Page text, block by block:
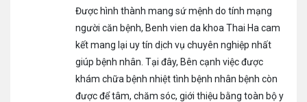
Được hình thành mang sứ mệnh do tính mạng
người căn bệnh, Benh vien da khoa Thai Ha cam
kết mang lại uy tín dịch vụ chuyên nghiệp nhất
giúp bệnh nhân. Tại đây, Bên cạnh việc được
khám chữa bệnh nhiệt tình bệnh nhân bệnh còn
được để tâm, chăm sóc, giới thiệu bằng toàn bộ y